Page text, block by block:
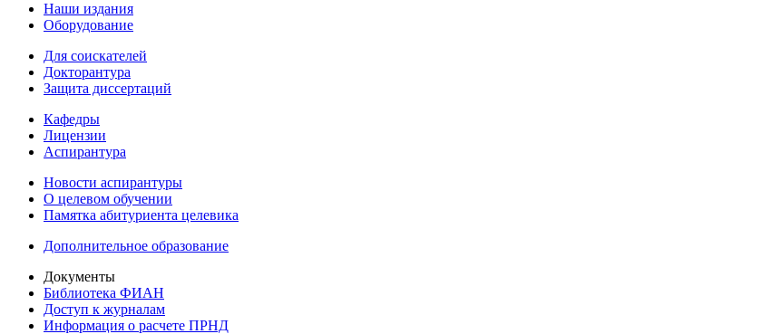
Наши издания
Оборудование
Для соискателей
Докторантура
Защита диссертаций
Кафедры
Лицензии
Аспирантура
Новости аспирантуры
О целевом обучении
Памятка абитуриента целевика
Дополнительное образование
Документы
Библиотека ФИАН
Доступ к журналам
Информация о расчете ПРНД